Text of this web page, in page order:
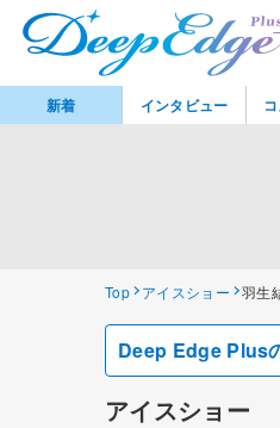
Top アイスショー 羽生
Deep Edge Plus
アイスショー
新着 インタビュー